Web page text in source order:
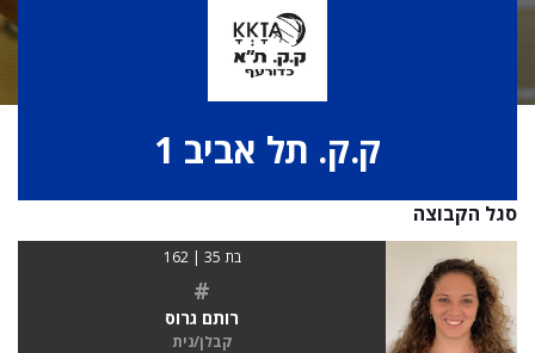
ק.ק. תל אביב 1
סגל הקבוצה
בת 35 | 162
#
רותם גרוס
קבלן/נית